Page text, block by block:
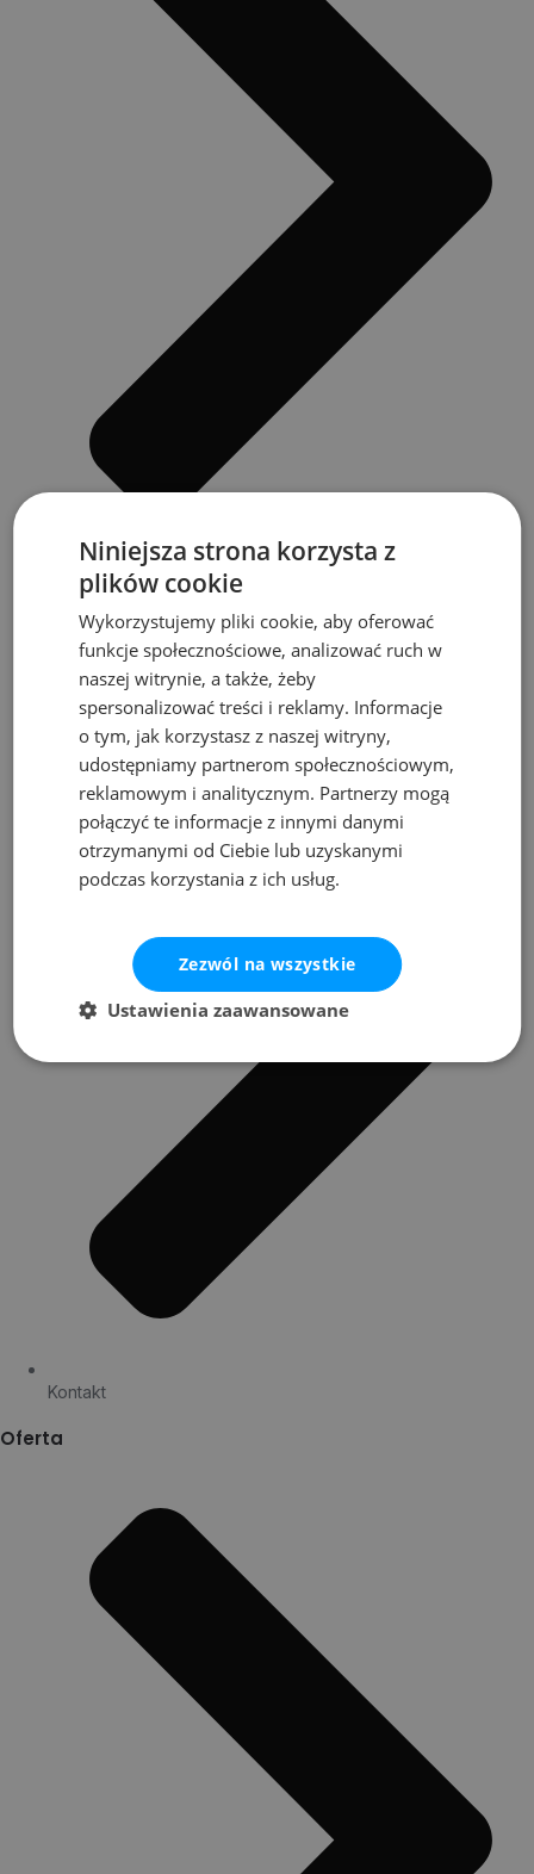
Kontakt
Oferta
Niniejsza strona korzysta z
plików cookie
Wykorzystujemy pliki cookie, aby oferować
funkcje społecznościowe, analizować ruch w
naszej witrynie, a także, żeby
spersonalizować treści i reklamy. Informacje
o tym, jak korzystasz z naszej witryny,
udostępniamy partnerom społecznościowym,
reklamowym i analitycznym. Partnerzy mogą
połączyć te informacje z innymi danymi
otrzymanymi od Ciebie lub uzyskanymi
podczas korzystania z ich usług.
Zezwól na wszystkie
Ustawienia zaawansowane